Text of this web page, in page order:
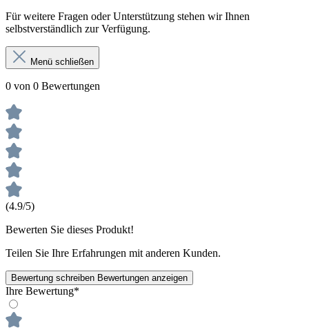
Für weitere Fragen oder Unterstützung stehen wir Ihnen
selbstverständlich zur Verfügung.
Menü schließen
0 von 0 Bewertungen
(4.9/5)
Bewerten Sie dieses Produkt!
Teilen Sie Ihre Erfahrungen mit anderen Kunden.
Bewertung schreiben Bewertungen anzeigen
Ihre Bewertung*